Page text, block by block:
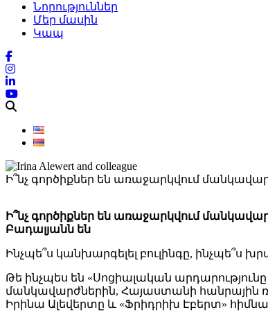
Նորություններ
Մեր մասին
Կապ
Ի՞նչ գործիքներ են առաջարկվում
Ի՞նչ գործիքներ են առաջարկվում
Բադալյանն են
Ինչպե՞ս կանխարգելել բուլինգը, ինչպե՞ս
Թե ինչպես են «Սոցիալական
մանկավարժներին, Հայաստանի հանրային
Իրինա Ալեվերտը և «Ֆրիդրիխ Էբերտ»